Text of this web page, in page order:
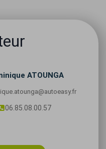
ATOUNGA
06.85.08.00.57